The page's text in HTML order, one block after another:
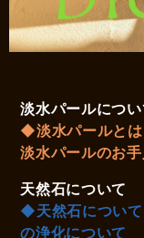
淡水パールについ
◆淡水パールとは
淡水パールのお
天然石について
◆天然石について
の浄化について